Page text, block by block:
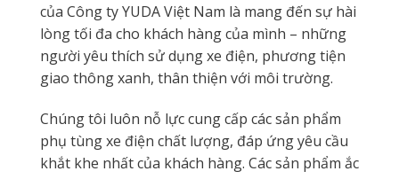
của Công ty YUDA Việt Nam là mang đến sự hài
lòng tối đa cho khách hàng của mình – những
người yêu thích sử dụng xe điện, phương tiện
giao thông xanh, thân thiện với môi trường.
Chúng tôi luôn nỗ lực cung cấp các sản phẩm
phụ tùng xe điện chất lượng, đáp ứng yêu cầu
khắt khe nhất của khách hàng. Các sản phẩm ắc